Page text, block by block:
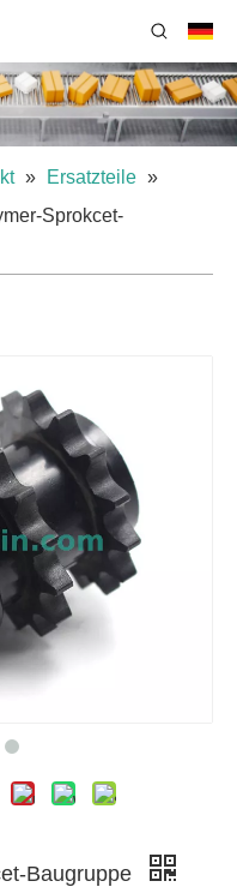
» Ersatzteile »
Sprokcet-
Baugruppe